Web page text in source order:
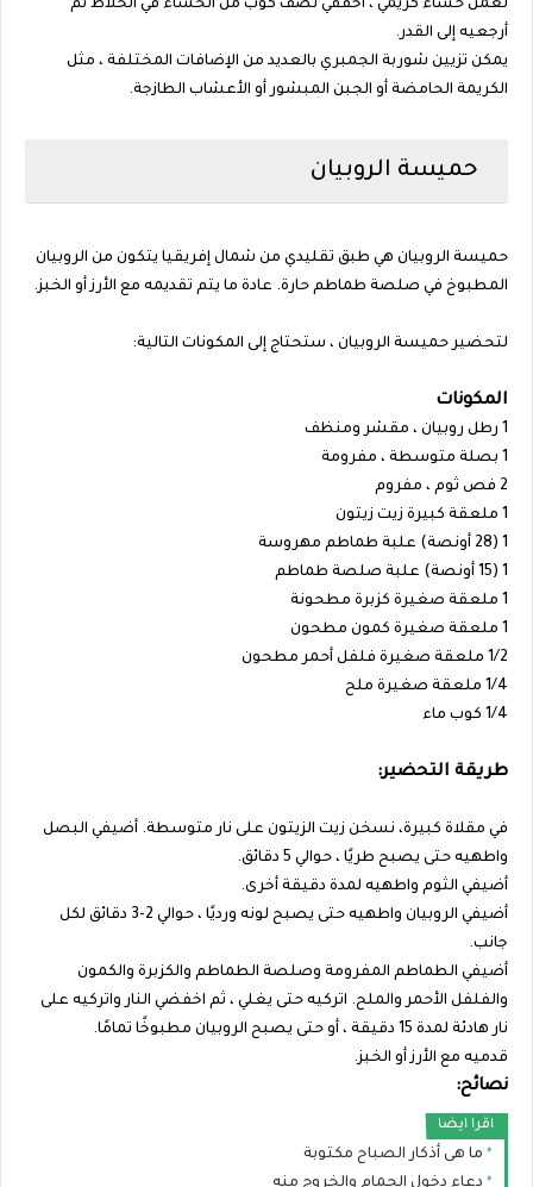
لعمل حساء كريمي ، اخفقي نصف كوب من الحساء في الخلاط ثم
أرجعيه إلى القدر.
يمكن تزيين شوربة الجمبري بالعديد من الإضافات المختلفة ، مثل
الكريمة الحامضة أو الجبن المبشور أو الأعشاب الطازجة.
حميسة الروبيان
حميسة الروبيان هي طبق تقليدي من شمال إفريقيا يتكون من الروبيان
المطبوخ في صلصة طماطم حارة. عادة ما يتم تقديمه مع الأرز أو الخبز.
لتحضير حميسة الروبيان ، ستحتاج إلى المكونات التالية:
المكونات
1 رطل روبيان ، مقشر ومنظف
1 بصلة متوسطة ، مفرومة
2 فص ثوم ، مفروم
1 ملعقة كبيرة زيت زيتون
1 (28 أونصة) علبة طماطم مهروسة
1 (15 أونصة) علبة صلصة طماطم
1 ملعقة صغيرة كزبرة مطحونة
1 ملعقة صغيرة كمون مطحون
1/2 ملعقة صغيرة فلفل أحمر مطحون
1/4 ملعقة صغيرة ملح
1/4 كوب ماء
طريقة التحضير:
في مقلاة كبيرة، نسخن زيت الزيتون على نار متوسطة. أضيفي البصل
واطهيه حتى يصبح طريًا ، حوالي 5 دقائق.
أضيفي الثوم واطهيه لمدة دقيقة أخرى.
أضيفي الروبيان واطهيه حتى يصبح لونه ورديًا ، حوالي 2-3 دقائق لكل
جانب.
أضيفي الطماطم المفرومة وصلصة الطماطم والكزبرة والكمون
والفلفل الأحمر والملح. اتركيه حتى يغلي ، ثم اخفضي النار واتركيه على
نار هادئة لمدة 15 دقيقة ، أو حتى يصبح الروبيان مطبوخًا تمامًا.
قدميه مع الأرز أو الخبز.
نصائح:
اقرا ايضا
ما هى أذكار الصباح مكتوبة
دعاء دخول الحمام والخروج منه